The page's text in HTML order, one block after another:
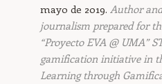
mayo de 2019. Author
journalism prepared for
“Proyecto EVA @ UMA”
gamification initiative in
Learning through